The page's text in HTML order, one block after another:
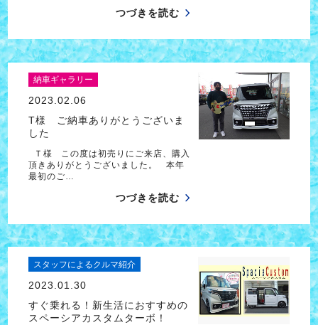
つづきを読む
納車ギャラリー
2023.02.06
T様 ご納車ありがとうございま
した
Ｔ様 この度は初売りにご来店、購入
頂きありがとうございました。 本年
最初のご…
つづきを読む
スタッフによるクルマ紹介
2023.01.30
すぐ乗れる！新生活におすすめの
スペーシアカスタムターボ！